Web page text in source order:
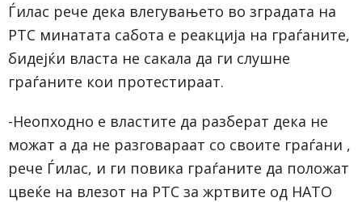
Ѓилас рече дека влегувањето во зградата на
РТС минатата сабота е реакција на граѓаните,
бидејќи власта не сакала да ги слушне
граѓаните кои протестираат.
-Неопходно е властите да разберат дека не
можат а да не разговараат со своите граѓани ,
рече Ѓилас, и ги повика граѓаните да положат
цвеќе на влезот на РТС за жртвите од НАТО